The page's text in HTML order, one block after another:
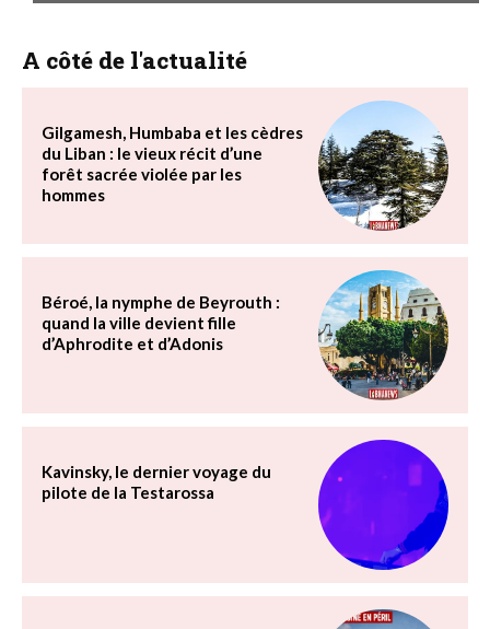
A côté de l'actualité
Gilgamesh, Humbaba et les cèdres
du Liban : le vieux récit d’une
forêt sacrée violée par les
hommes
Béroé, la nymphe de Beyrouth :
quand la ville devient fille
d’Aphrodite et d’Adonis
Kavinsky, le dernier voyage du
pilote de la Testarossa